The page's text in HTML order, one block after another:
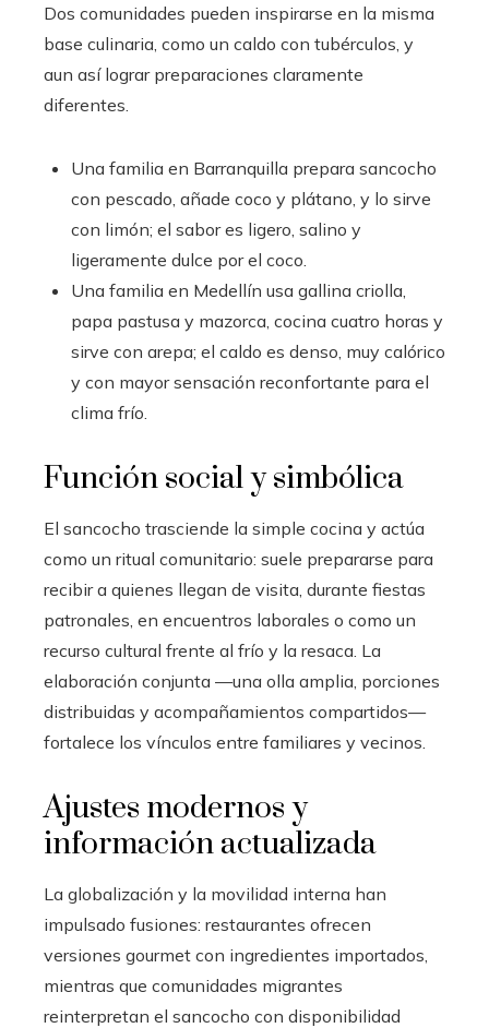
Dos comunidades pueden inspirarse en la misma
base culinaria, como un caldo con tubérculos, y
aun así lograr preparaciones claramente
diferentes.
Una familia en Barranquilla prepara sancocho
con pescado, añade coco y plátano, y lo sirve
con limón; el sabor es ligero, salino y
ligeramente dulce por el coco.
Una familia en Medellín usa gallina criolla,
papa pastusa y mazorca, cocina cuatro horas y
sirve con arepa; el caldo es denso, muy calórico
y con mayor sensación reconfortante para el
clima frío.
Función social y simbólica
El sancocho trasciende la simple cocina y actúa
como un ritual comunitario: suele prepararse para
recibir a quienes llegan de visita, durante fiestas
patronales, en encuentros laborales o como un
recurso cultural frente al frío y la resaca. La
elaboración conjunta —una olla amplia, porciones
distribuidas y acompañamientos compartidos—
fortalece los vínculos entre familiares y vecinos.
Ajustes modernos y
información actualizada
La globalización y la movilidad interna han
impulsado fusiones: restaurantes ofrecen
versiones gourmet con ingredientes importados,
mientras que comunidades migrantes
reinterpretan el sancocho con disponibilidad